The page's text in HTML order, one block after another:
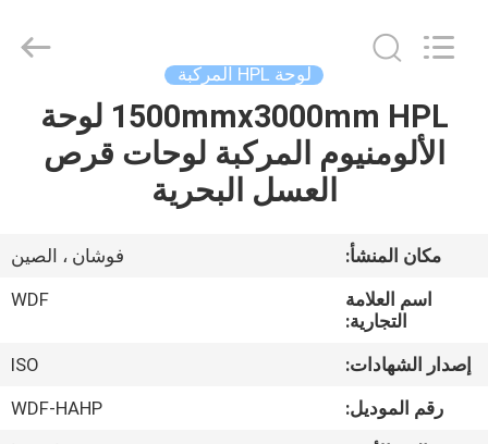
منزل،
معلومات
جولة
Composite
Material
لوحة HPL المركبة
1500mmx3000mm HPL لوحة
الألومنيوم المركبة لوحات قرص
العسل البحرية
مكان المنشأ:
فوشان ، الصين
اسم العلامة
التجارية:
WDF
إصدار الشهادات:
ISO
رقم الموديل:
WDF-HAHP